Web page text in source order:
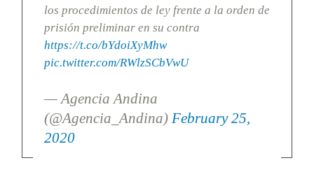
los procedimientos de ley frente a la orden de
prisión preliminar en su contra
https://t.co/bYdoiXyMhw
pic.twitter.com/RWlzSCbVwU
— Agencia Andina
(@Agencia_Andina) February 25,
2020